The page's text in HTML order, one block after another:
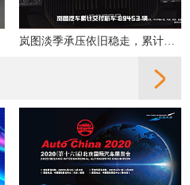
岚图淡季承压依旧稳走，累计交付同比增31%